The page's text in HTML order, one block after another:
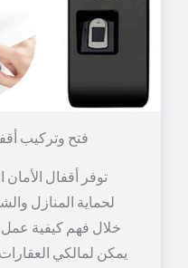
توفر أقفال الأمان
لحماية المنازل
خلال فهم كيفية عمل
يمكن لمالكي